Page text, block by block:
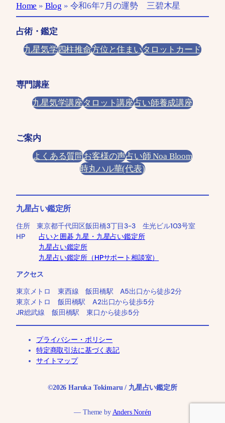
Home » Blog » 令和6年7月の運勢 三碧木星
占術・鑑定
九星気学四柱推命方位と住まいタロットカード
専門講座
九星気学講座タロット講座占い師養成講座
ご案内
よくある質問お客様の声占い師 Noa Bloom
時丸ハル華(代表)
九星占い鑑定所
住所 東京都千代田区飯田橋3丁目3-3 生光ビル103号室
HP占いと囲碁 九星・九星占い鑑定所
九星占い鑑定所
九星占い鑑定所（HPサポート相談室）
アクセス
東京メトロ 東西線 飯田橋駅 A5出口から徒歩2分
東京メトロ 飯田橋駅 A2出口から徒歩5分
JR総武線 飯田橋駅 東口から徒歩5分
プライバシー・ポリシー
特定商取引法に基づく表記
サイトマップ
©2026 Haruka Tokimaru / 九星占い鑑定所
— Theme by Anders Norén